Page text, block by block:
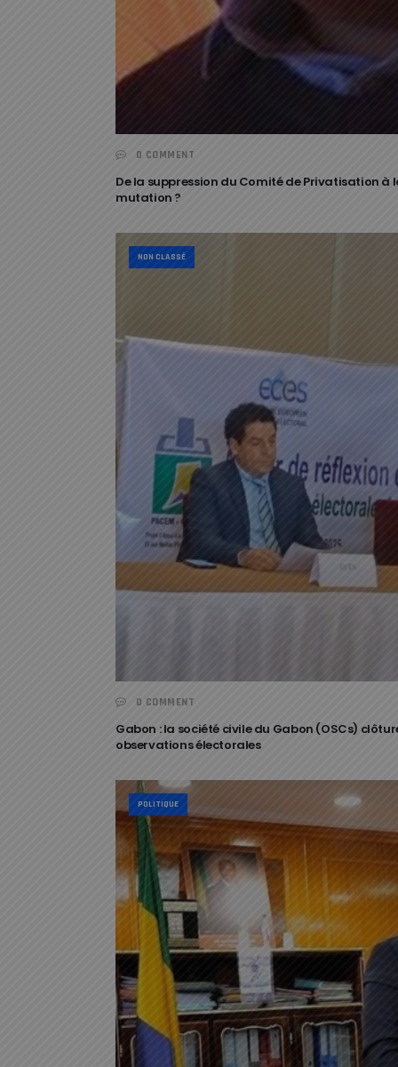
0 COMMENT
De la suppression du Comité de Privatisation à
mutation ?
NON CLASSÉ
0 COMMENT
Gabon : la société civile du Gabon (OSCs)
observations électorales
POLITIQUE